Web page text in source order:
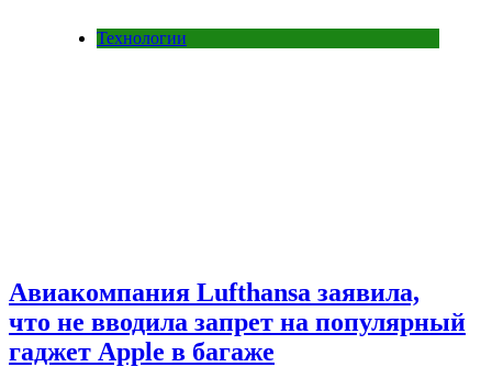
Технологии
Авиакомпания Lufthansa заявила,
что не вводила запрет на популярный
гаджет Apple в багаже